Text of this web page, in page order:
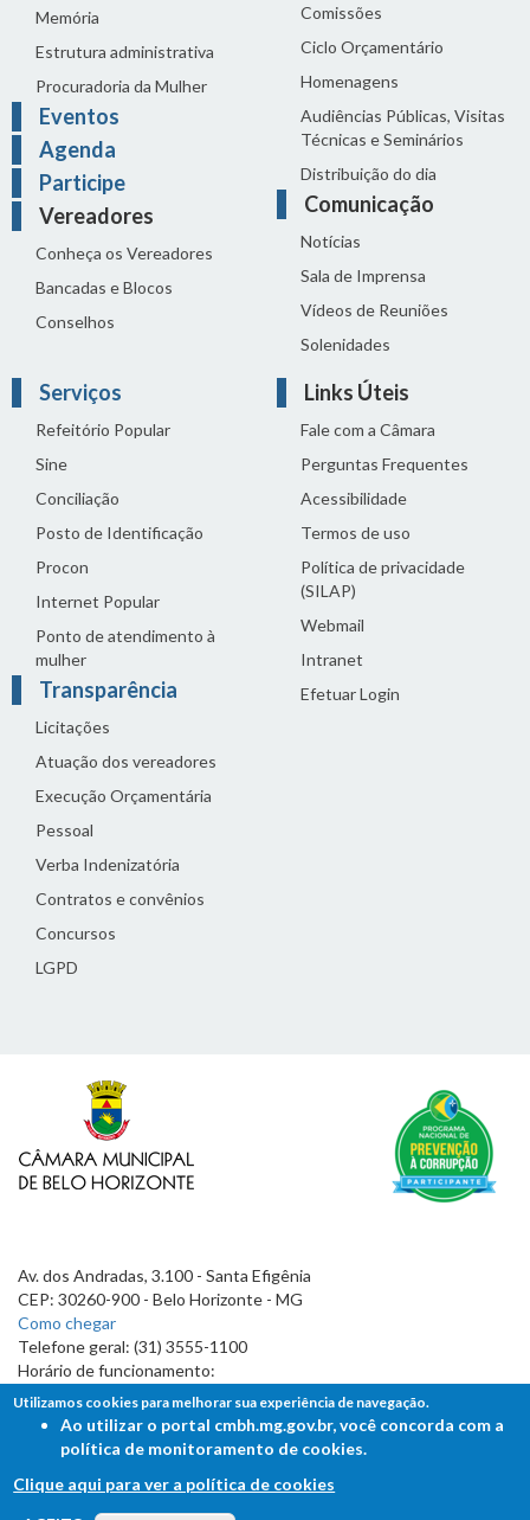
Memória
Estrutura administrativa
Procuradoria da Mulher
Eventos
Agenda
Participe
Vereadores
Conheça os Vereadores
Bancadas e Blocos
Conselhos
Comissões
Ciclo Orçamentário
Homenagens
Audiências Públicas, Visitas
Técnicas e Seminários
Distribuição do dia
Comunicação
Notícias
Sala de Imprensa
Vídeos de Reuniões
Solenidades
Serviços
Refeitório Popular
Sine
Conciliação
Posto de Identificação
Procon
Internet Popular
Ponto de atendimento à
mulher
Transparência
Licitações
Atuação dos vereadores
Execução Orçamentária
Pessoal
Verba Indenizatória
Contratos e convênios
Concursos
LGPD
Links Úteis
Fale com a Câmara
Perguntas Frequentes
Acessibilidade
Termos de uso
Política de privacidade
(SILAP)
Webmail
Intranet
Efetuar Login
Av. dos Andradas, 3.100 - Santa Efigênia
CEP: 30260-900 - Belo Horizonte - MG
Como chegar
Telefone geral: (31) 3555-1100
Horário de funcionamento:
7h às 19h
FALE COM A CÂMARA
Utilizamos cookies para melhorar sua experiência de navegação.
Ao utilizar o portal cmbh.mg.gov.br, você concorda com a
política de monitoramento de cookies.
Clique aqui para ver a política de cookies